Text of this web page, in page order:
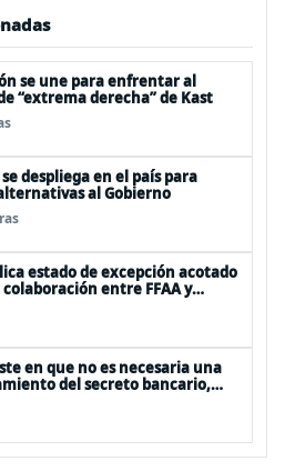
se une para enfrentar al
“extrema derecha” de Kast
despliega en el país para
al Gobierno
estado de excepción acotado
entre FFAA y
algo del todo pertinente
en que no es necesaria una
del secreto bancario,